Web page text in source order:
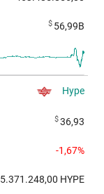
$ 56,99B
Hype
$36,93
-1,67%
5.371.248,00 HYPE